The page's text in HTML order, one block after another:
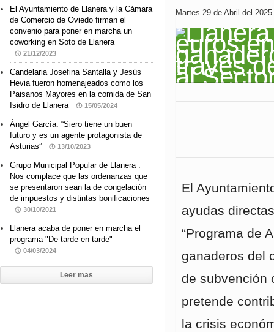
Martes 29 de Abril del
El
ayudas
“Programa de
ganaderos del
de subvención
pretende
la crisis
El Ayuntamiento de Llanera y la Cámara
de Comercio de Oviedo firman el
convenio para poner en marcha un
coworking en Soto de Llanera
21/12/2023
Candelaria Josefina Santalla y Jesús
Hevia fueron homenajeados como los
Paisanos Mayores en la comida de San
Isidro de Llanera
15/05/2024
Ángel García: “Siero tiene un buen
futuro y es un agente protagonista de
Asturias”
13/10/2023
Grupo Municipal Popular de Llanera :
Nos complace que las ordenanzas que
se presentaron sean la de congelación
de impuestos y distintas bonificaciones
30/10/2021
Llanera acaba de poner en marcha el
programa "De tarde en tarde"
04/03/2024
Leer mas